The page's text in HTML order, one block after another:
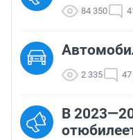
84 350
2 335 47
В